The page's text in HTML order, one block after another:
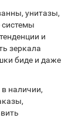
унитазы,
и
зеркала
биде и даже
в наличии,